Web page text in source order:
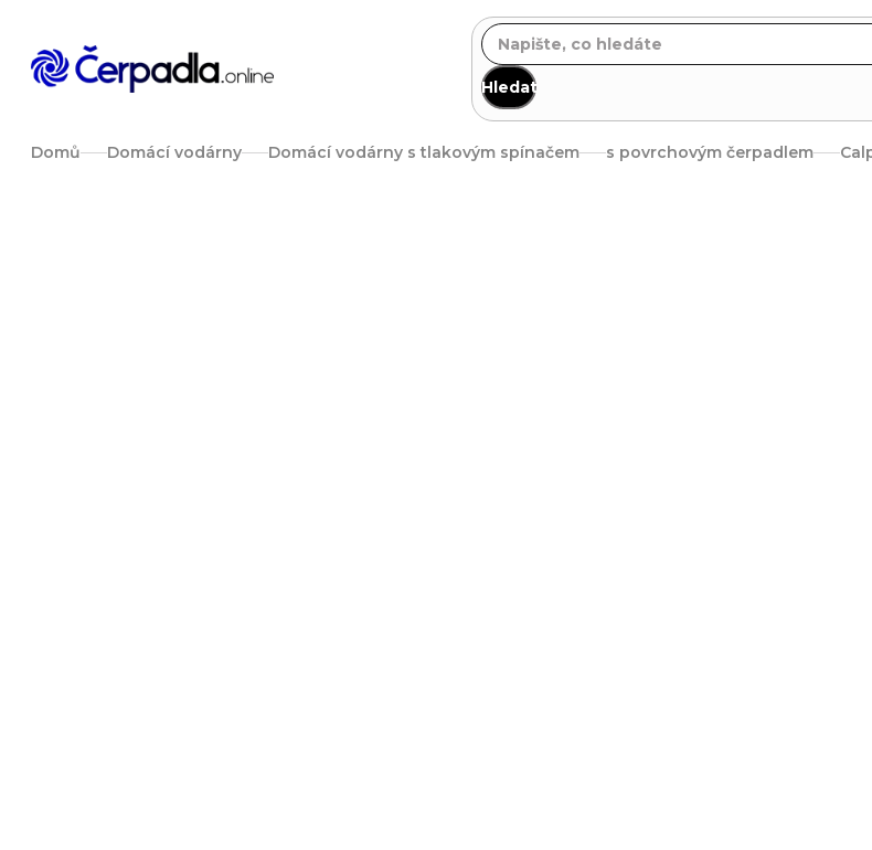
obsah
Hledat
Domů Domácí vodárny Domácí vodárny s tlakovým spínačem s povrchovým čerpadlem